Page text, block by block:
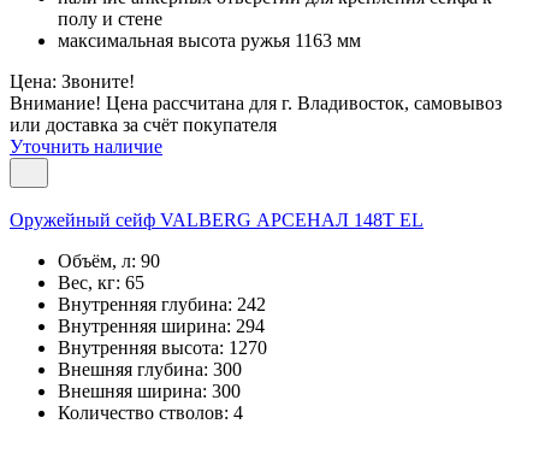
полу и стене
максимальная высота ружья 1163 мм
Цена: Звоните!
Внимание! Цена рассчитана для г. Владивосток, самовывоз
или доставка за счёт покупателя
Уточнить наличие
Оружейный сейф VALBERG АРСЕНАЛ 148Т EL
Объём, л: 90
Вес, кг: 65
Внутренняя глубина: 242
Внутренняя ширина: 294
Внутренняя высота: 1270
Внешняя глубина: 300
Внешняя ширина: 300
Количество стволов: 4